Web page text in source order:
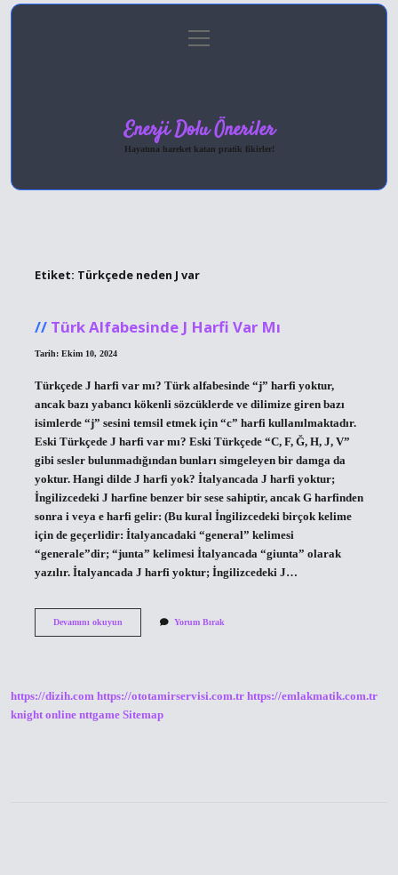
Gizlilik Politikası
menüyü
aç
Enerji Dolu Öneriler
Hayatına hareket katan pratik fikirler!
Etiket: Türkçede neden J var
Türk Alfabesinde J Harfi Var Mı
Tarih: Ekim 10, 2024
Türkçede J harfi var mı? Türk alfabesinde “j” harfi yoktur,
ancak bazı yabancı kökenli sözcüklerde ve dilimize giren bazı
isimlerde “j” sesini temsil etmek için “c” harfi kullanılmaktadır.
Eski Türkçede J harfi var mı? Eski Türkçede “C, F, Ğ, H, J, V”
gibi sesler bulunmadığından bunları simgeleyen bir damga da
yoktur. Hangi dilde J harfi yok? İtalyancada J harfi yoktur;
İngilizcedeki J harfine benzer bir sese sahiptir, ancak G harfinden
sonra i veya e harfi gelir: (Bu kural İngilizcedeki birçok kelime
için de geçerlidir: İtalyancadaki “general” kelimesi
“generale”dir; “junta” kelimesi İtalyancada “giunta” olarak
yazılır. İtalyancada J harfi yoktur; İngilizcedeki J…
Devamını okuyunTürk
Yorum Bırak
https://dizih.com https://ototamirservisi.com.tr https://emlakmatik.com.tr
knight online nttgame Sitemap